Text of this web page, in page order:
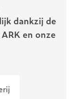
dankzij de
en onze